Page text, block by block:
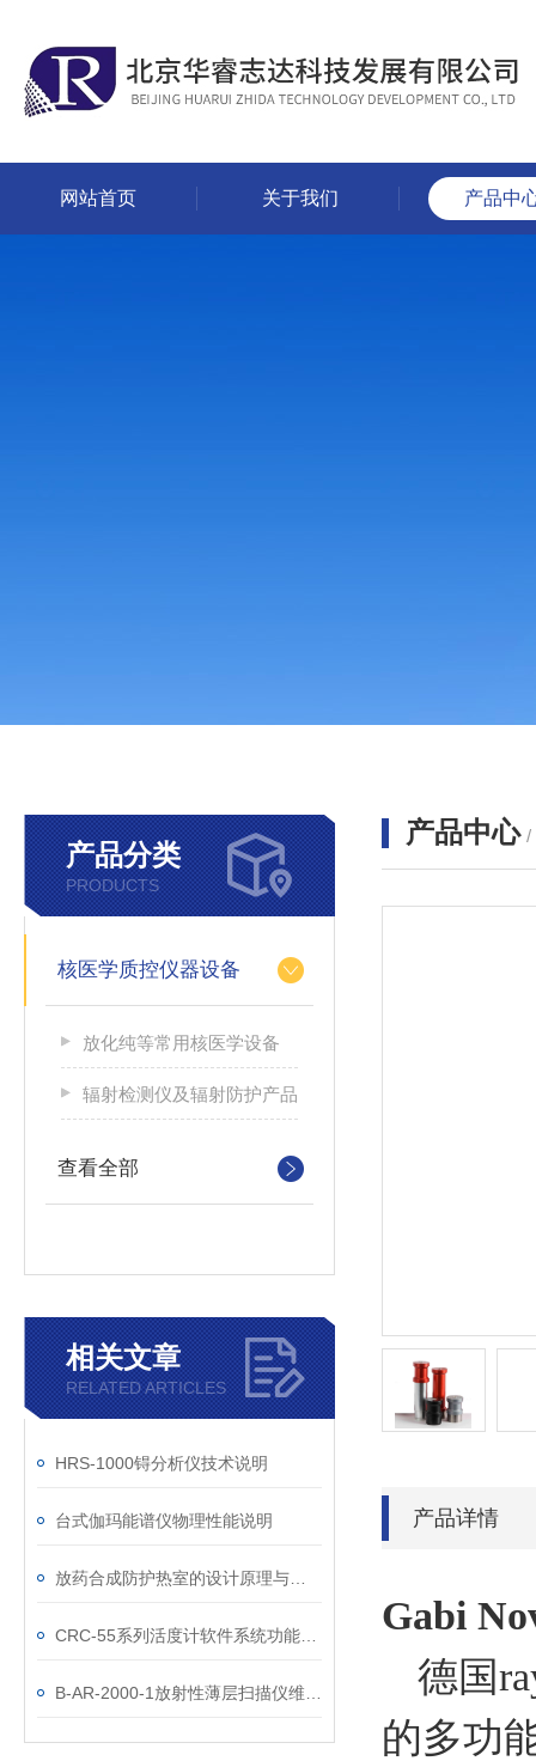
网站首页 关于我们 产品中
产品分类
PRODUCTS
核医学质控仪器设备
放化纯等常用核医学设备
辐射检测仪及辐射防护产品
查看全部
相关文章
RELATED ARTICLES
HRS-1000锝分析仪技术说明
台式伽玛能谱仪物理性能说明
产品中心 /
产品详情
Gabi
德国
的多功